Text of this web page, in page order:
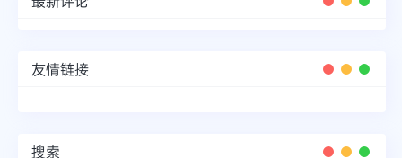
友情链接
搜索